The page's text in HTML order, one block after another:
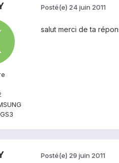
Posté(e) 24 juin 2011
salut merci de ta
Posté(e) 29 juin 2011